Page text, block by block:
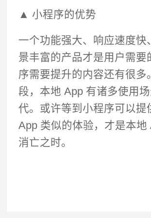
▲ 小程序的优势
一个功能强大、响应速度快
景丰富的产品才是用户需要
序需要提升的内容还有很多
段，本地 App 有诸多使用
代。或许等到小程序可以提
App 类似的体验，才是本地
消亡之时。